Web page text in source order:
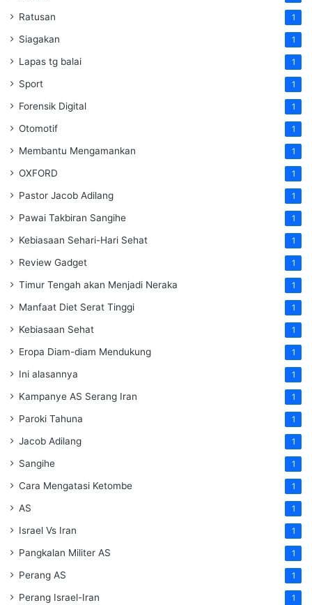
Ratusan 1
Siagakan 1
Lapas tg balai 1
Sport 1
Forensik Digital 1
Otomotif 1
Membantu Mengamankan 1
OXFORD 1
Pastor Jacob Adilang 1
Pawai Takbiran Sangihe 1
Kebiasaan Sehari-Hari Sehat 1
Review Gadget 1
Timur Tengah akan Menjadi Neraka 1
Manfaat Diet Serat Tinggi 1
Kebiasaan Sehat 1
Eropa Diam-diam Mendukung 1
Ini alasannya 1
Kampanye AS Serang Iran 1
Paroki Tahuna 1
Jacob Adilang 1
Sangihe 1
Cara Mengatasi Ketombe 1
AS 1
Israel Vs Iran 1
Pangkalan Militer AS 1
Perang AS 1
Perang Israel-Iran 1